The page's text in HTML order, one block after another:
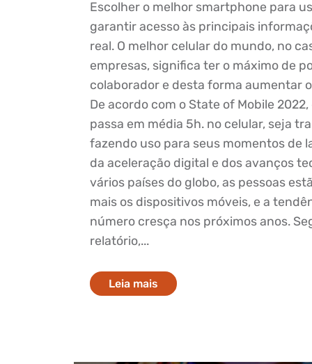
Escolher o melhor smartphone para
garantir acesso às principais
real. O melhor celular do mundo, no
empresas, significa ter o máximo de
colaborador e desta forma aumentar
De acordo com o State of Mobile
passa em média 5h. no celular, seja
fazendo uso para seus momentos de
da aceleração digital e dos avanços
vários países do globo, as pessoas
mais os dispositivos móveis, e a
número cresça nos próximos anos.
relatório,...
Leia mais